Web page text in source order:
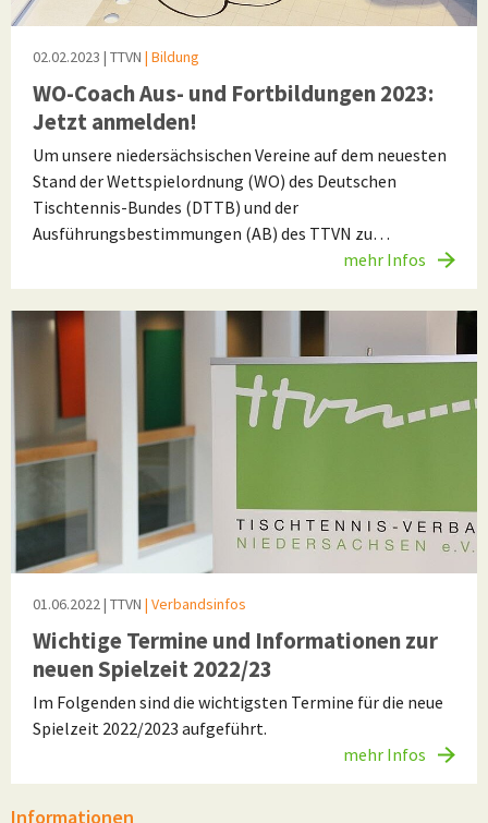
02.02.2023 | TTVN | Bildung
WO-Coach Aus- und Fortbildungen 2023:
Jetzt anmelden!
Um unsere niedersächsischen Vereine auf dem neuesten
Stand der Wettspielordnung (WO) des Deutschen
Tischtennis-Bundes (DTTB) und der
Ausführungsbestimmungen (AB) des TTVN zu…
mehr Infos
01.06.2022| TTVN | Verbandsinfos
Wichtige Termine und Informationen zur
neuen Spielzeit 2022/23
Im Folgenden sind die wichtigsten Termine für die neue
Spielzeit 2022/2023 aufgeführt.
mehr Infos
Informationen